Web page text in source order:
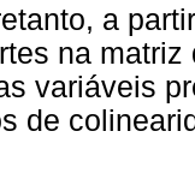
a
na
variáveis
de